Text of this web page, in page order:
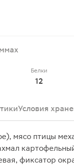
Белки
12
Условия
мясо птицы
фиксатор